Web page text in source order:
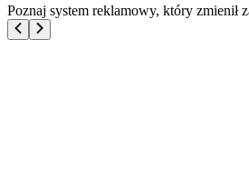
Poznaj system reklamowy, który zmienił